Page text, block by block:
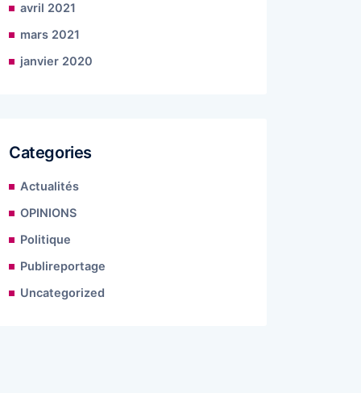
avril 2021
mars 2021
janvier 2020
Categories
Actualités
OPINIONS
Politique
Publireportage
Uncategorized